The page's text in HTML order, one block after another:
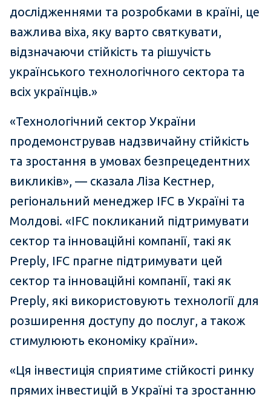
дослідженнями та розробками в країні, це
важлива віха, яку варто святкувати,
відзначаючи стійкість та рішучість
українського технологічного сектора та
всіх українців.»
«Технологічний сектор України
продемонстрував надзвичайну стійкість
та зростання в умовах безпрецедентних
викликів», — сказала Ліза Кестнер,
регіональний менеджер IFC в Україні та
Молдові. «IFC покликаний підтримувати
сектор та інноваційні компанії, такі як
Preply, IFC прагне підтримувати цей
сектор та інноваційні компанії, такі як
Preply, які використовують технології для
розширення доступу до послуг, а також
стимулюють економіку країни».
«Ця інвестиція сприятиме стійкості ринку
прямих інвестицій в Україні та зростанню